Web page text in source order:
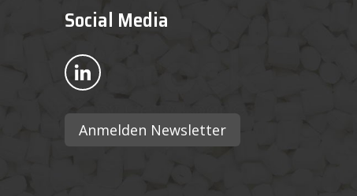
Social Media
Bekijk ons op LinkedIn
Anmelden Newsletter